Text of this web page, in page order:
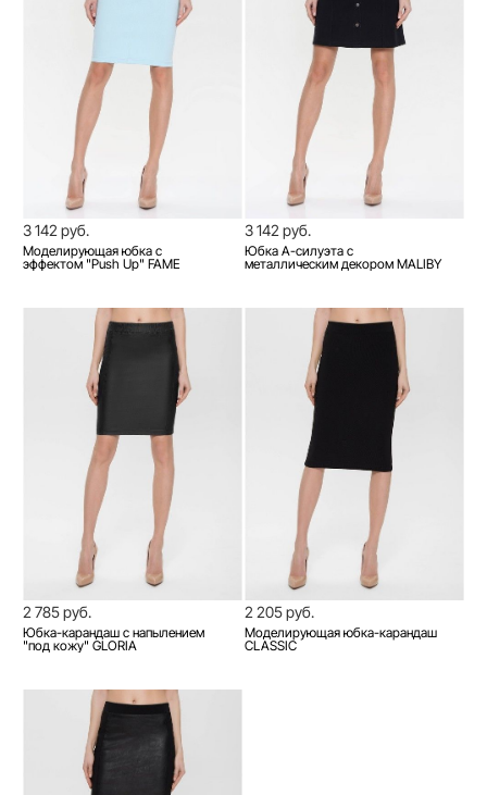
3 142 руб.
Моделирующая юбка с
эффектом "Push Up" FAME
3 142 руб.
Юбка А-силуэта с
металлическим декором MALIBY
2 785 руб.
Юбка-карандаш с напылением
"под кожу" GLORIA
2 205 руб.
Моделирующая юбка-карандаш
CLASSIC